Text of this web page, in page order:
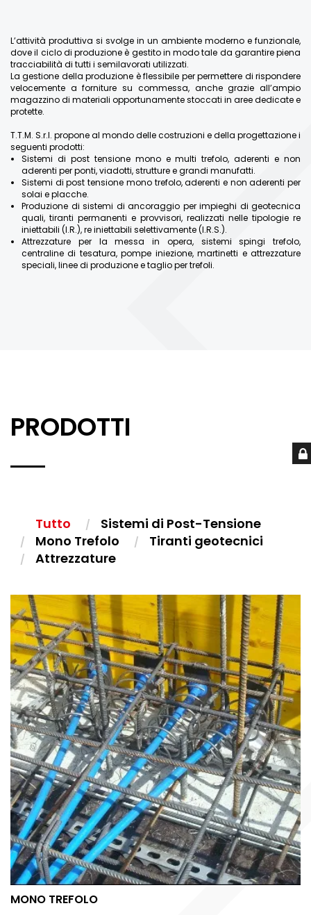
L’attività produttiva si svolge in un ambiente moderno e funzionale,
dove il ciclo di produzione è gestito in modo tale da garantire piena
tracciabilità di tutti i semilavorati utilizzati.
La gestione della produzione è flessibile per permettere di rispondere
velocemente a forniture su commessa, anche grazie all’ampio
magazzino di materiali opportunamente stoccati in aree dedicate e
protette.
T.T.M. S.r.l. propone al mondo delle costruzioni e della progettazione i
seguenti prodotti:
Sistemi di post tensione mono e multi trefolo, aderenti e non
aderenti per ponti, viadotti, strutture e grandi manufatti.
Sistemi di post tensione mono trefolo, aderenti e non aderenti per
solai e placche.
Produzione di sistemi di ancoraggio per impieghi di geotecnica
quali, tiranti permanenti e provvisori, realizzati nelle tipologie re
iniettabili (I.R.), re iniettabili selettivamente (I.R.S.).
Attrezzature per la messa in opera, sistemi spingi trefolo,
centraline di tesatura, pompe iniezione, martinetti e attrezzature
speciali, linee di produzione e taglio per trefoli.
PRODOTTI
Tutto
Sistemi di Post-Tensione
Mono Trefolo
Tiranti geotecnici
Attrezzature
MONO TREFOLO
MONO TREFOLO